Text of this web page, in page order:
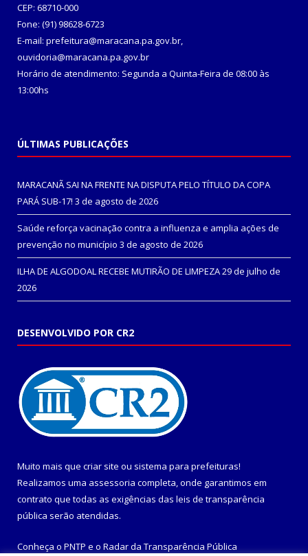
CEP: 68710-000
Fone: (91) 98628-6723
E-mail: prefeitura@maracana.pa.gov.br,
ouvidoria@maracana.pa.gov.br
Horário de atendimento: Segunda a Quinta-Feira de 08:00 às
13:00hs
ÚLTIMAS PUBLICAÇÕES
MARACANÃ SAI NA FRENTE NA DISPUTA PELO TÍTULO DA COPA
PARÁ SUB-17! 3 de agosto de 2026
Saúde reforça vacinação contra a influenza e amplia ações de
prevenção no município 3 de agosto de 2026
ILHA DE ALGODOAL RECEBE MUTIRÃO DE LIMPEZA29 de julho de
2026
DESENVOLVIDO POR CR2
Muito mais que criar site ou sistema para prefeituras!
Realizamos uma assessoria completa, onde garantimos em
contrato que todas as exigências das leis de transparência
pública serão atendidas.
Conheça o PNTP e o Radar da Transparência Pública